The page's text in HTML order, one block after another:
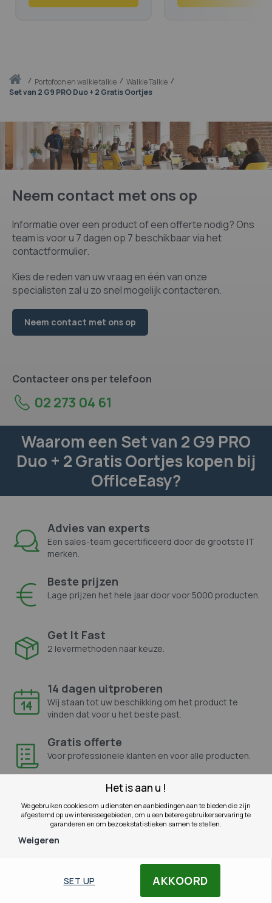
Thuisportofoon en walkie talkie
Walkie Talkie
Set van 2 G9 PRO Duo + 2 Gratis Oortjes
AKKOORD
SET UP
Het is aan u !
We gebruiken cookies om u diensten en aanbiedingen aan te bieden die zijn
afgestemd op uw interessegebieden, om u een betere gebruikerservaring te
garanderen en om bezoekstatistieken samen te stellen.
Weigeren
Neem contact met ons op
Informatie over een product of een offerte nodig? Ons
team is voor u 7 dagen op 7 beschikbaar via het
contactformulier.
Kies de reden van uw vraag en één van onze
specialisten zal u zo snel mogelijk contacteren.
Neem contact met ons op
Contacteer ons per telefoon
02 273 04 61
Waarom een Set van 2 G9 PRO
Duo + 2 Gratis Oortjes kopen bij
OfficeEasy?
Advies van experts
Een sales-team gecertificeerd door de grootste IT
merken.
Beste prijzen
Lage prijzen het hele jaar door voor 5000 producten.
Get It Fast
2 levermethoden naar keuze.
14 dagen uitproberen
Wij staan tot uw beschikking om het product te
vinden dat voor u het beste past.
Gratis offerte
Voor professionele klanten en voor alle producten.
Secure payment